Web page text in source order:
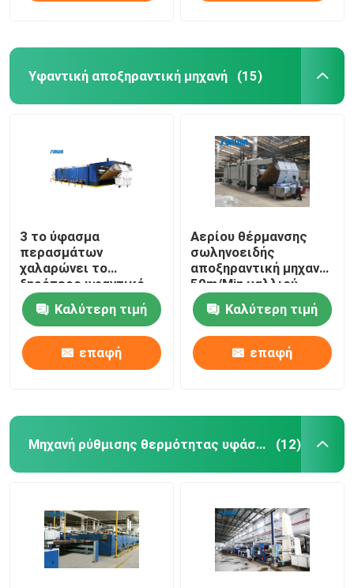
Υφαντική αποξηραντική μηχανή (15)
3 το ύφασμα
περασμάτων
χαλαρώνει το
ξηρότερο υφαντικό
μπλε λευκό μηχανών
ξήρανσηςΚαλύτερη τιμή
επαφή
Αερίου θέρμανσης
σωληνοειδής
αποξηραντική μηχανή
50m/Min μαλλιού
μηχανών υφάσματος
ξηρότερη προ
Καλύτερη τιμή
επαφή
Μηχανή ρύθμισης θερμότητας υφάσματος (12)